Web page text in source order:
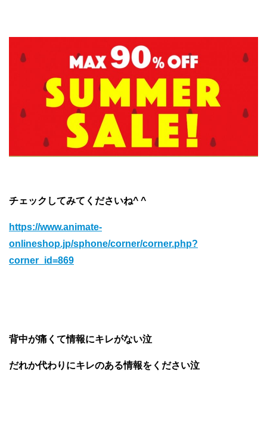
チェックしてみてくださいね^ ^
https://www.animate-
onlineshop.jp/sphone/corner/corner.php?
corner_id=869
背中が痛くて情報にキレがない泣
だれか代わりにキレのある情報をください泣